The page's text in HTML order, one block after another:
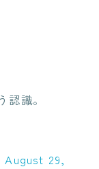
識。
August 29,